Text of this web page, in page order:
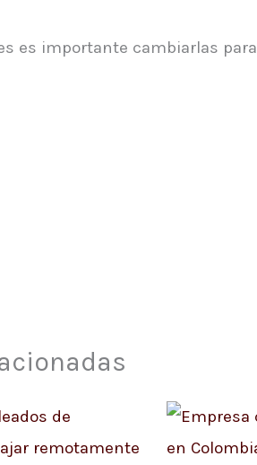
es importante cambiarlas